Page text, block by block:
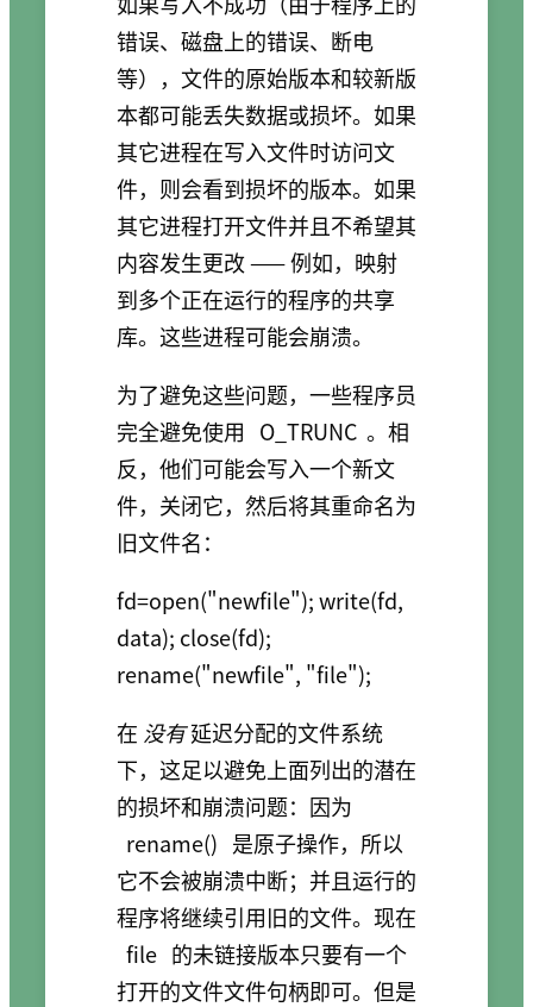
错误、磁盘上的错误、断电
等），文件的原始版本和较新版
本都可能丢失数据或损坏。如果
其它进程在写入文件时访问文
件，则会看到损坏的版本。如果
其它进程打开文件并且不希望其
内容发生更改 —— 例如，映射
到多个正在运行的程序的共享
库。这些进程可能会崩溃。
为了避免这些问题，一些程序员
完全避免使用 O_TRUNC 。相
反，他们可能会写入一个新文
件，关闭它，然后将其重命名为
旧文件名：
fd=open("newfile"); write(fd,
data); close(fd);
rename("newfile", "file");
在 没有延迟分配的文件系统
下，这足以避免上面列出的潜在
的损坏和崩溃问题：因为
rename() 是原子操作，所以
它不会被崩溃中断；并且运行的
程序将继续引用旧的文件。现在
file 的未链接版本只要有一个
打开的文件文件句柄即可。但是